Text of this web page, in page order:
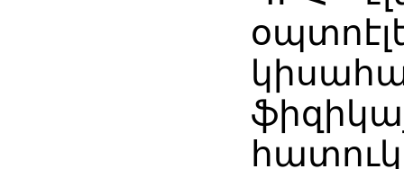
հատուկ